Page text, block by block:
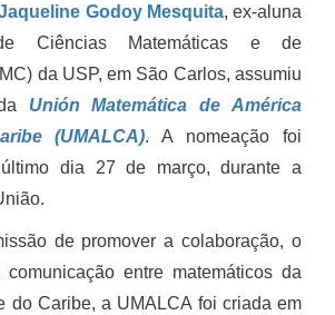
Godoy Mesquita, ex-aluna
Ciências Matemáticas e de
da USP, em São Carlos, assumiu
Unión Matemática de América
(UMALCA). A nomeação foi
dia 27 de março, durante a
de promover a colaboração, o
entre matemáticos da
do Caribe, a UMALCA foi criada em